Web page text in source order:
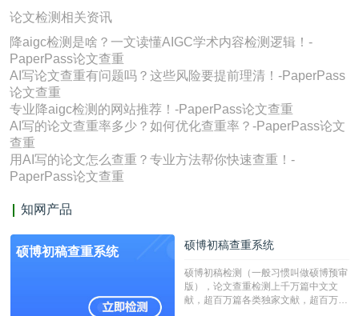
论文检测相关资讯
降aigc检测是啥？一文读懂AIGC学术内容检测逻辑！-
PaperPass论文查重
AI写论文查重有问题吗？这些风险要提前理清！-PaperPass
论文查重
专业降aigc检测的网站推荐！-PaperPass论文查重
AI写的论文查重率多少？如何优化查重率？-PaperPass论文
查重
用AI写的论文怎么查重？专业方法帮你快速查重！-
PaperPass论文查重
知网产品
硕博初稿查重系统 硕博初稿查重系统
硕博初稿检测（一般习惯叫做硕博预审
版），论文查重检测上千万篇中文文
献，超百万篇各类独家文献，超百万港